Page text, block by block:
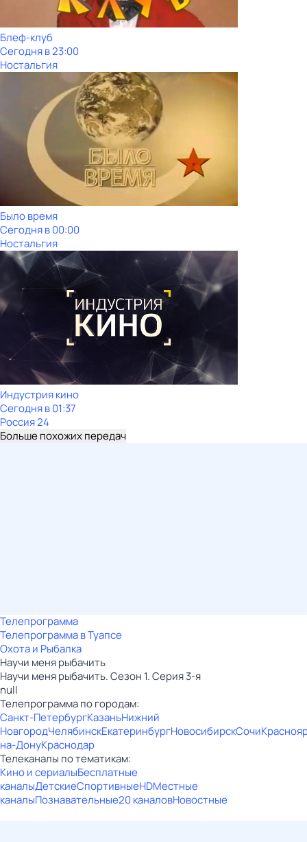
Блеф-клуб
Сегодня в 23:00
Ностальгия
Было время
Сегодня в 00:00
Ностальгия
Индустрия кино
Сегодня в 01:37
Россия 24
Больше похожих передач
Телепрограмма
Телепрограмма в Туапсе
Охота и Рыбалка
Научи меня рыбачить
Научи меня рыбачить. Сезон 1. Серия 3-я
null
Телепрограмма по городам:
Санкт-ПетербургКазаньНижний
НовгородЧелябинскЕкатеринбургНовосибирскСочи
на-ДонуКраснодар
Телеканалы по тематикам:
Кино и сериалыБесплатные
каналыДетскиеСпортивныеHDМестные
каналыПознавательные20 каналовНовостные